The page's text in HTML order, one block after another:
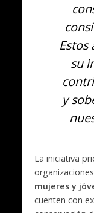
Estos
su
y
La iniciativa
mujeres y
cuenten con